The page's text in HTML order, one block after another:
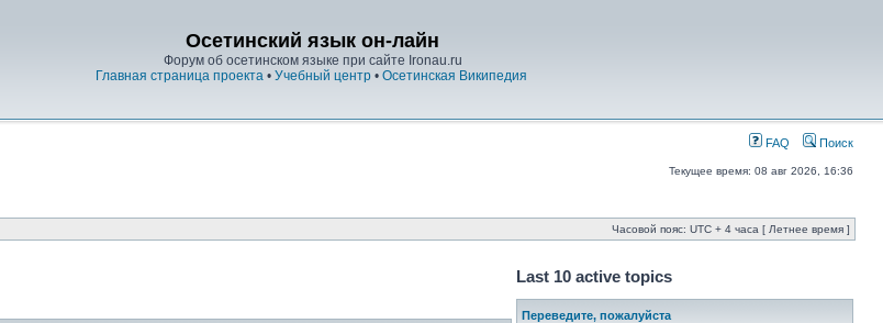
Осетинский язык он-лайн
Форум об осетинском языке при сайте Ironau.ru
Главная страница проекта • Учебный центр • Осетинская Википедия
FAQ Поиск
Текущее время: 08 авг 2026, 16:36
Часовой пояс: UTC + 4 часа [ Летнее время ]
Last 10 active topics
Переведите, пожалуйста